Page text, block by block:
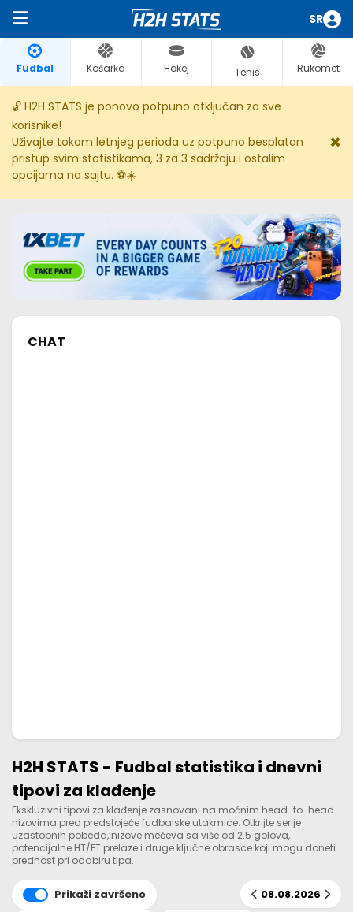
SR
Fudbal Košarka Hokej Tenis Rukomet
🔓 H2H STATS je ponovo potpuno otključan za sve
korisnike!
Uživajte tokom letnjeg perioda uz potpuno besplatan
pristup svim statistikama, 3 za 3 sadržaju i ostalim
opcijama na sajtu. ⚽☀️
×
CHAT
H2H STATS - Fudbal statistika i dnevni
tipovi za klađenje
Ekskluzivni tipovi za klađenje zasnovani na moćnim head-to-head
nizovima pred predstojeće fudbalske utakmice. Otkrijte serije
uzastopnih pobeda, nizove mečeva sa više od 2.5 golova,
potencijalne HT/FT prelaze i druge ključne obrasce koji mogu doneti
prednost pri odabiru tipa.
Prikaži završeno
08.08.2026